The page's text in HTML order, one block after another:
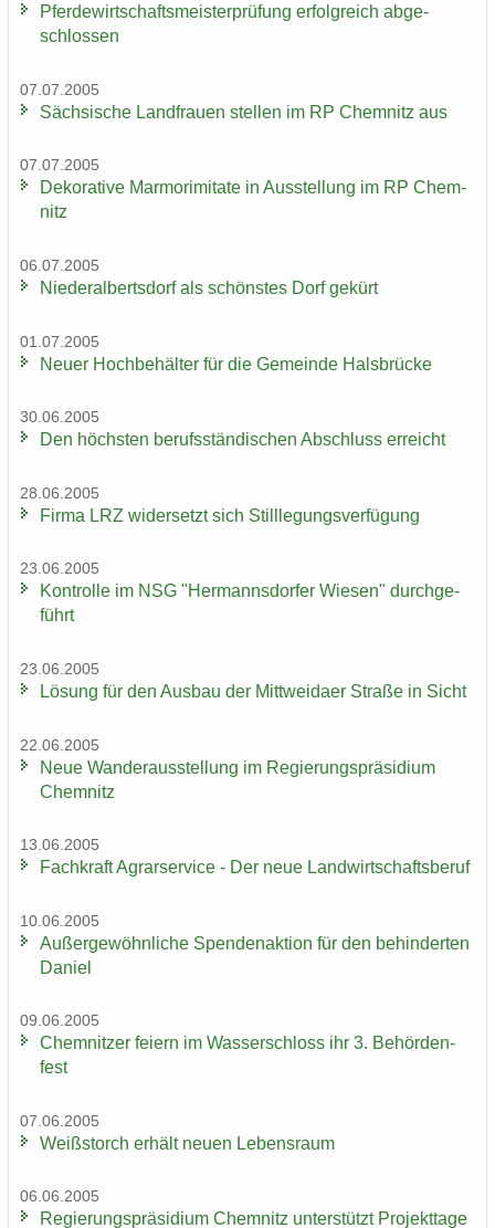
Pfer­de­wirt­schafts­meis­ter­prü­fung er­folg­reich ab­ge­
schlos­sen
07.07.2005
Säch­si­sche Land­frau­en stel­len im RP Chem­nitz aus
07.07.2005
De­ko­ra­ti­ve Mar­mo­r­imi­ta­te in Aus­stel­lung im RP Chem­
nitz
06.07.2005
Nie­der­al­berts­dorf als schöns­tes Dorf ge­kürt
01.07.2005
Neuer Hoch­be­häl­ter für die Ge­mein­de Hals­brü­cke
30.06.2005
Den höchs­ten be­rufs­stän­di­schen Ab­schluss er­reicht
28.06.2005
Firma LRZ wi­der­setzt sich Still­le­gungs­ver­fü­gung
23.06.2005
Kon­trol­le im NSG "Her­manns­dor­fer Wie­sen" durch­ge­
führt
23.06.2005
Lö­sung für den Aus­bau der Mitt­wei­da­er Stra­ße in Sicht
22.06.2005
Neue Wan­der­aus­stel­lung im Re­gie­rungs­prä­si­di­um
Chem­nitz
13.06.2005
Fach­kraft Agrar­ser­vice - Der neue Land­wirt­schafts­be­ruf
10.06.2005
Au­ßer­ge­wöhn­li­che Spen­den­ak­ti­on für den be­hin­der­ten
Da­ni­el
09.06.2005
Chem­nit­zer fei­ern im Was­ser­schloss ihr 3. Be­hör­den­
fest
07.06.2005
Weiß­storch er­hält neuen Le­bens­raum
06.06.2005
Re­gie­rungs­prä­si­di­um Chem­nitz un­ter­stützt Pro­jekt­ta­ge